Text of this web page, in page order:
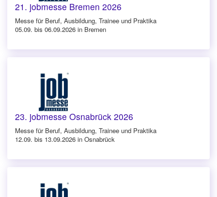
21. jobmesse Bremen 2026
Messe für Beruf, Ausbildung, Trainee und Praktika
05.09. bis 06.09.2026 in Bremen
23. jobmesse Osnabrück 2026
Messe für Beruf, Ausbildung, Trainee und Praktika
12.09. bis 13.09.2026 in Osnabrück